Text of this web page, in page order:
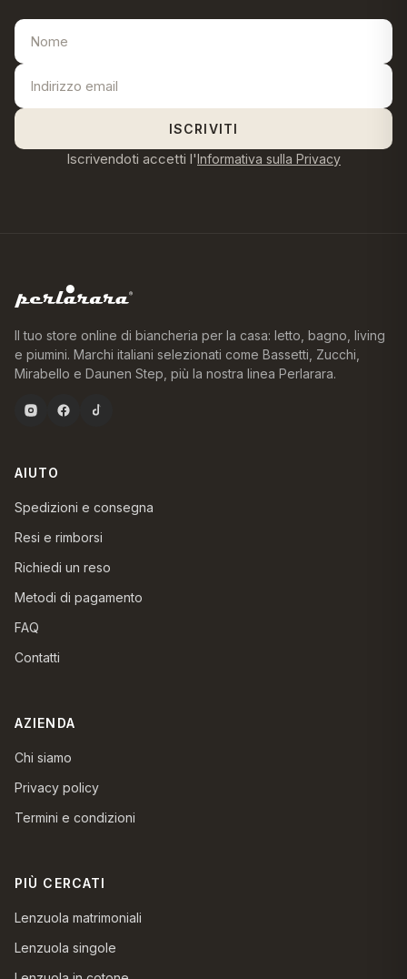
ISCRIVITI
Iscrivendoti accetti l'Informativa sulla Privacy
Il tuo store online di biancheria per la casa: letto, bagno, living
e piumini. Marchi italiani selezionati come Bassetti, Zucchi,
Mirabello e Daunen Step, più la nostra linea Perlarara.
AIUTO
Spedizioni e consegna
Resi e rimborsi
Richiedi un reso
Metodi di pagamento
FAQ
Contatti
AZIENDA
Chi siamo
Privacy policy
Termini e condizioni
PIÙ CERCATI
Lenzuola matrimoniali
Lenzuola singole